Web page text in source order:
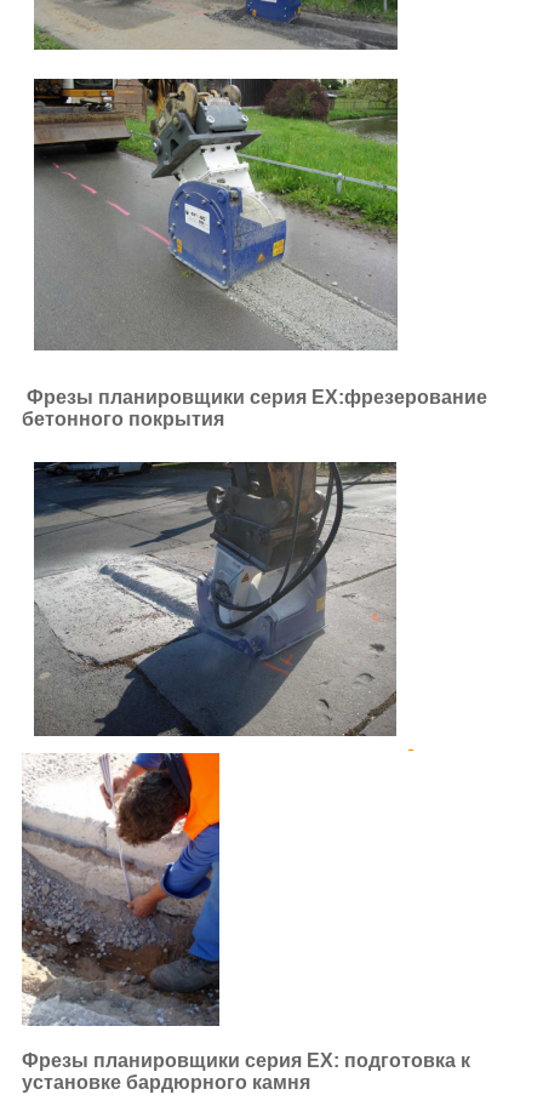
Фрезы планировщики серия EX:фрезерование
бетонного покрытия
Фрезы планировщики серия EX: подготовка к
установке бардюрного камня